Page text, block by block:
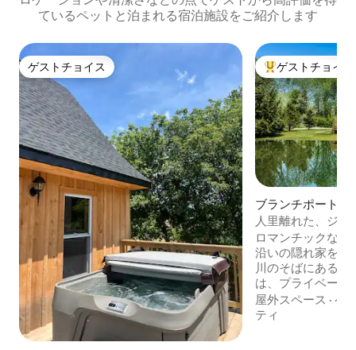
ているペットと泊まれる宿泊施設をご紹介します
ゲストチョイス
ゲストチョイス 大好評のゲスト
ゲストチョイス
ブランチポートの
人里離れた、ジャ
ッキ、グリル、ペ
ロマンチックな
沿いの隠れ家をご
川のそばにあるこ
は、プライベート
と音を立てる焚き
り、究極のリラク
屋外スペース ·ペ
ティ